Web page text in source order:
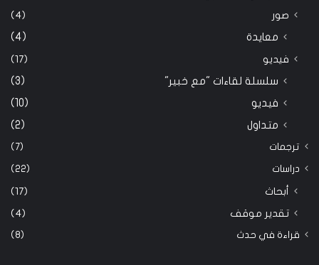
صور (4)
معايدة (4)
فيديو (17)
سلسلة لقاءات "مع خبير"
(3)
فيديو
(10)
متداول
(2)
ترجمات (7)
دراسات (22)
أبحاث (17)
تقدير موقف (4)
قراءة في حدث (8)